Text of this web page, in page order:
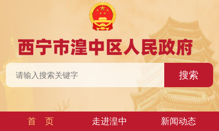
搜索
首 页 走进湟中
新闻动态